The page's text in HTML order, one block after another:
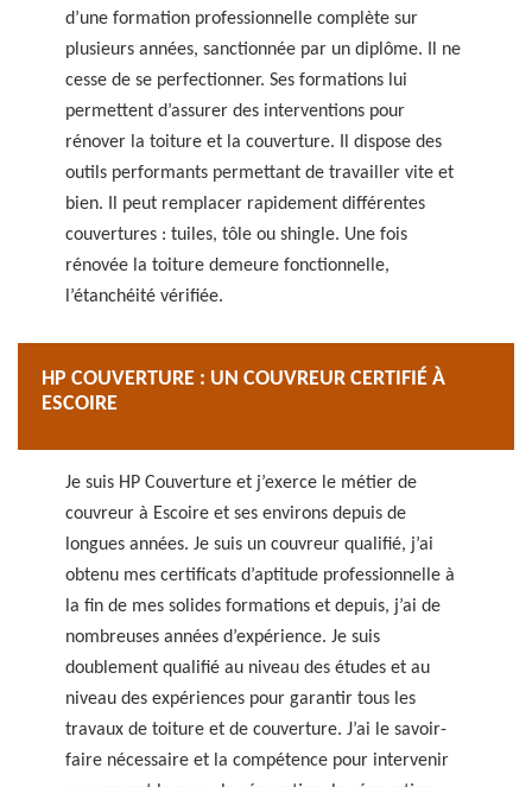
d’une formation professionnelle complète sur
plusieurs années, sanctionnée par un diplôme. Il ne
cesse de se perfectionner. Ses formations lui
permettent d’assurer des interventions pour
rénover la toiture et la couverture. Il dispose des
outils performants permettant de travailler vite et
bien. Il peut remplacer rapidement différentes
couvertures : tuiles, tôle ou shingle. Une fois
rénovée la toiture demeure fonctionnelle,
l’étanchéité vérifiée.
HP COUVERTURE : UN COUVREUR CERTIFIÉ À
ESCOIRE
Je suis HP Couverture et j’exerce le métier de
couvreur à Escoire et ses environs depuis de
longues années. Je suis un couvreur qualifié, j’ai
obtenu mes certificats d’aptitude professionnelle à
la fin de mes solides formations et depuis, j’ai de
nombreuses années d’expérience. Je suis
doublement qualifié au niveau des études et au
niveau des expériences pour garantir tous les
travaux de toiture et de couverture. J’ai le savoir-
faire nécessaire et la compétence pour intervenir